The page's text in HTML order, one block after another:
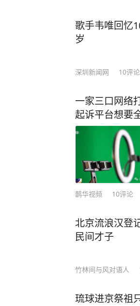
歌手韦唯回忆
岁
深圳新闻网 10评论
一家三口网络
起诉平台想要
鹊华视频 10评论
北京流浪汉登
民间才子
竹林间与风对语人
琉球进京祭祖